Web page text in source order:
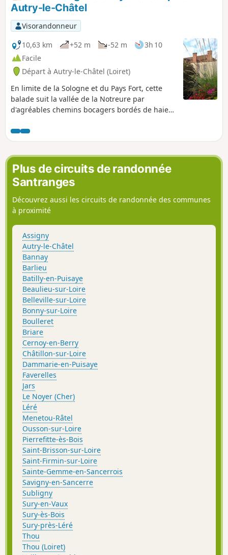
Autry-le-Châtel
Visorandonneur
10,63 km
+52 m -52 m
3h 10
Facile
Départ à Autry-le-Châtel (Loiret)
En limite de la Sologne et du Pays Fort, cette
balade suit la vallée de la Notreure par
d'agréables chemins bocagers bordés de haies
des moulins qui ont fait sa richesse.
Plus de circuits de randonnée
Santranges
Découvrez aussi les circuits de randonnée des communes
à proximité
Assigny
Autry-le-Châtel
Bannay
Barlieu
Batilly-en-Puisaye
Beaulieu-sur-Loire
Belleville-sur-Loire
Bonny-sur-Loire
Boulleret
Briare
Cernoy-en-Berry
Châtillon-sur-Loire
Dammarie-en-Puisaye
Faverelles
Jars
Le Noyer (Cher)
Léré
Menetou-Râtel
Ousson-sur-Loire
Pierrefitte-ès-Bois
Saint-Brisson-sur-Loire
Saint-Firmin-sur-Loire
Sainte-Gemme-en-Sancerrois
Savigny-en-Sancerre
Subligny
Sury-en-Vaux
Sury-ès-Bois
Sury-près-Léré
Thou
Thou (Loiret)